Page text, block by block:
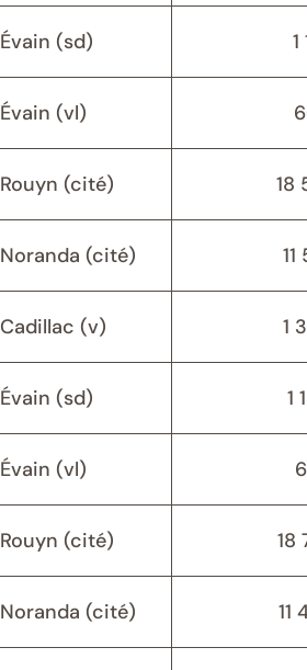
Évain (sd) 1
Évain (vl)
Rouyn (cité) 18
Noranda (cité) 11
Cadillac (v) 1
Évain (sd) 1
Évain (vl)
Rouyn (cité) 18
Noranda (cité) 11